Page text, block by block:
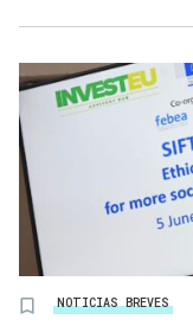
NOTICIAS BREVES